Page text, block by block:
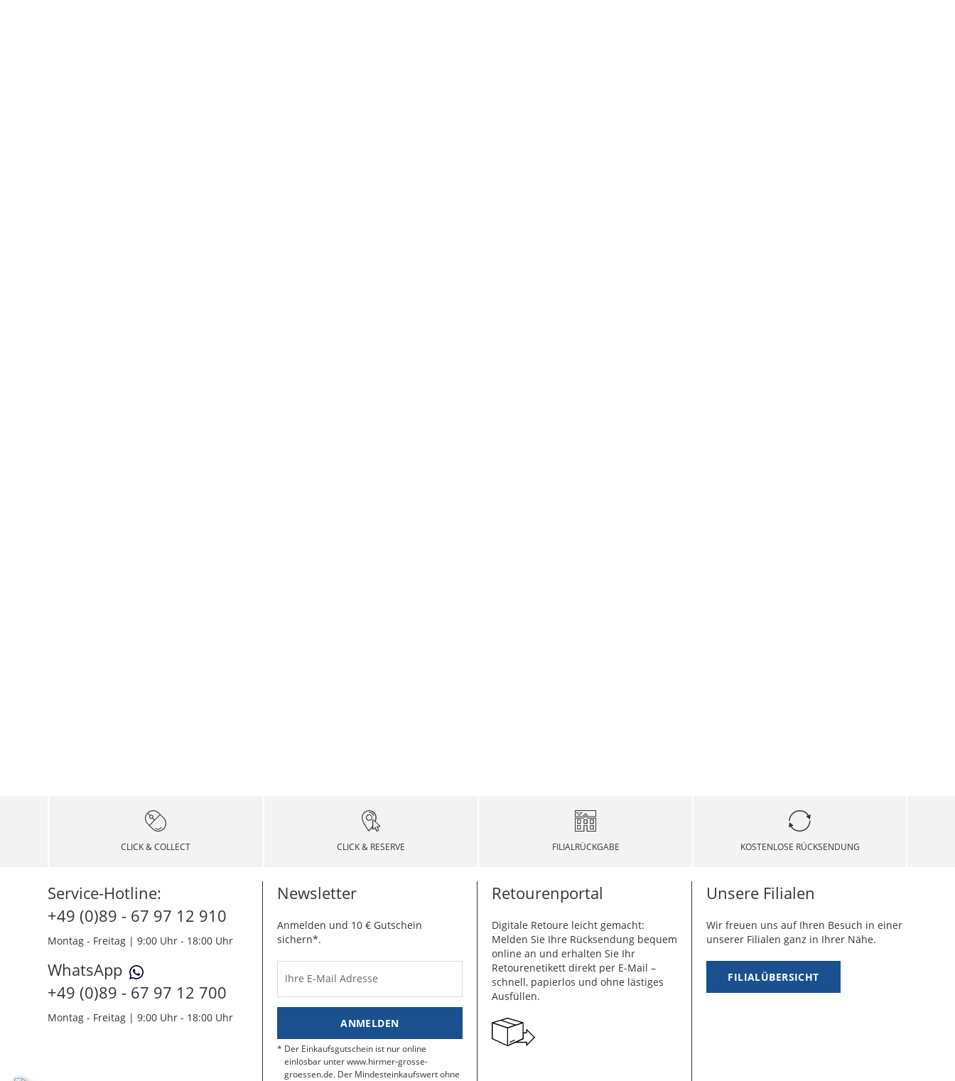
CLICK & COLLECT CLICK & RESERVE FILIALRÜCKGABE KOSTENLOSE RÜCKSENDUNG
Service-Hotline:
+49 (0)89 - 67 97 12 910
Montag - Freitag | 9:00 Uhr - 18:00 Uhr
WhatsApp
+49 (0)89 - 67 97 12 700
Montag - Freitag | 9:00 Uhr - 18:00 Uhr
Newsletter
Anmelden und 10 € Gutschein
sichern*.
Ihre E-Mail Adresse
ANMELDEN
Der Einkaufsgutschein ist nur online
einlösbar unter www.hirmer-grosse-
groessen.de. Der Mindesteinkaufswert ohne
Retourenportal
Digitale Retoure leicht gemacht:
Melden Sie Ihre Rücksendung bequem
online an und erhalten Sie Ihr
Retourenetikett direkt per E-Mail –
schnell, papierlos und ohne lästiges
Ausfüllen.
Unsere Filialen
Wir freuen uns auf Ihren Besuch in einer
unserer Filialen ganz in Ihrer Nähe.
FILIALÜBERSICHT